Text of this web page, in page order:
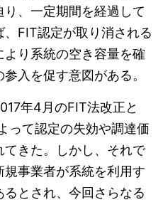
、一定期間を経過して
FIT認定が取り消される
り系統の空き容量を確
入を促す意図がある。
年4月のFIT法改正と
って認定の失効や調達価
きた。しかし、それで
事業者が系統を利用す
とされ、今回さらなる